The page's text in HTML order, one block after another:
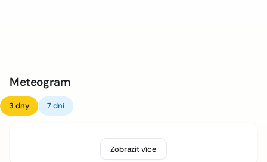
Meteogram
3 dny 7 dní
Zobrazit více